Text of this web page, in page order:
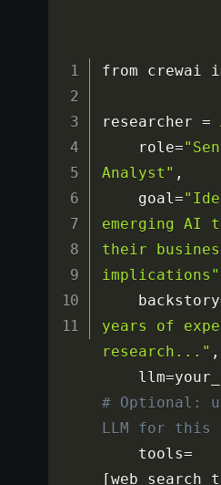
from crewai
researcher =
    role
=
Analyst" ,
    goal
=
emerging AI
their
implications"
    backstory
years of
research..." ,
    llm
=
# Optional:
LLM for this
    tools
=
[